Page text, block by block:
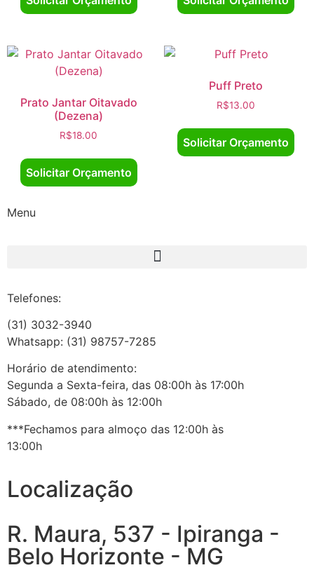
Prato Jantar Oitavado
(Dezena)
R$18.00
Solicitar Orçamento
Puff Preto
R$13.00
Solicitar Orçamento
Menu
Telefones:
(31) 3032-3940
Whatsapp: (31) 98757-7285
Horário de atendimento:
Segunda a Sexta-feira, das 08:00h às 17:00h
Sábado, de 08:00h às 12:00h
***Fechamos para almoço das 12:00h às
13:00h
Localização
R. Maura, 537 - Ipiranga -
Belo Horizonte - MG